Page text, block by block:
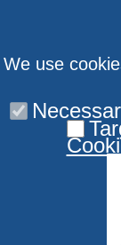
We use